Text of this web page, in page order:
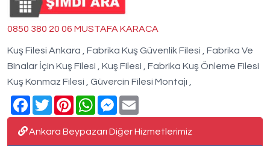
0850 380 20 06 MUSTAFA KARACA
Kuş Filesi Ankara , Fabrika Kuş Güvenlik Filesi , Fabrika Ve
Binalar İçin Kuş Filesi , Kuş Filesi , Fabrika Kuş Önleme Filesi
Kuş Konmaz Filesi , Güvercin Filesi Montajı ,
Facebook
TwitterPinterestWhatsAppMessenger
Ankara Beypazarı Diğer Hizmetlerimiz